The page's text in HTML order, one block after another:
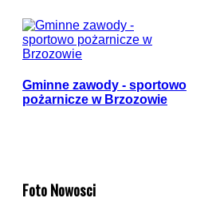
Gminne zawody - sportowo
pożarnicze w Brzozowie
Foto Nowosci